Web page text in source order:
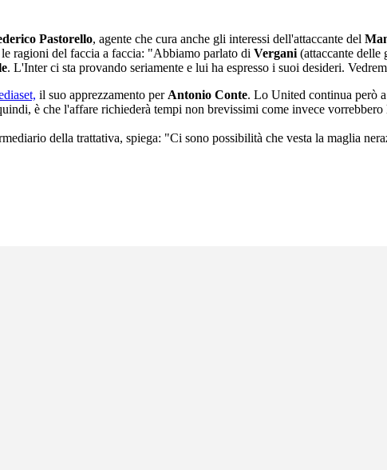
Pastorello, agente che cura anche gli interessi dell'attaccante del
ragioni del faccia a faccia: "Abbiamo parlato di Vergani (attaccante
. L'Inter ci sta provando seriamente e lui ha espresso i suoi desideri.
il suo apprezzamento per Antonio Conte. Lo United continua però
è che l'affare richiederà tempi non brevissimi come invece
della trattativa, spiega: "Ci sono possibilità che vesta la maglia